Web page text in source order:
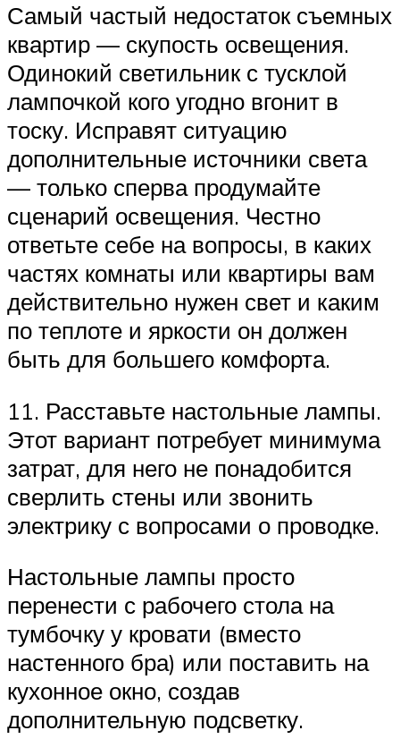
Самый частый недостаток съемных
квартир — скупость освещения.
Одинокий светильник с тусклой
лампочкой кого угодно вгонит в
тоску. Исправят ситуацию
дополнительные источники света
— только сперва продумайте
сценарий освещения. Честно
ответьте себе на вопросы, в каких
частях комнаты или квартиры вам
действительно нужен свет и каким
по теплоте и яркости он должен
быть для большего комфорта.
11. Расставьте настольные лампы.
Этот вариант потребует минимума
затрат, для него не понадобится
сверлить стены или звонить
электрику с вопросами о проводке.
Настольные лампы просто
перенести с рабочего стола на
тумбочку у кровати (вместо
настенного бра) или поставить на
кухонное окно, создав
дополнительную подсветку.